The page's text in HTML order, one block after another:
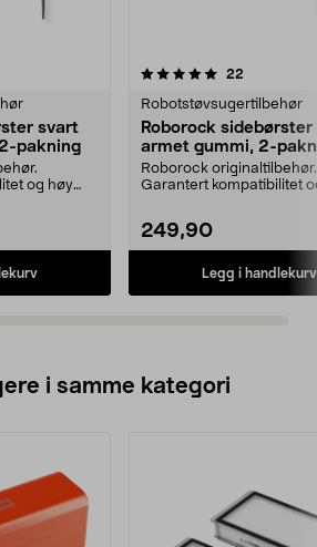
svart
pakning
og høy
22
Robotstøvsugertilbehør
Roborock
armet gummi, 2-
Roborock originaltilbehør.
Garantert kompatibilitet
249,90
Legg i handlekurv
4.5av 5 stjerner
i samme kategori